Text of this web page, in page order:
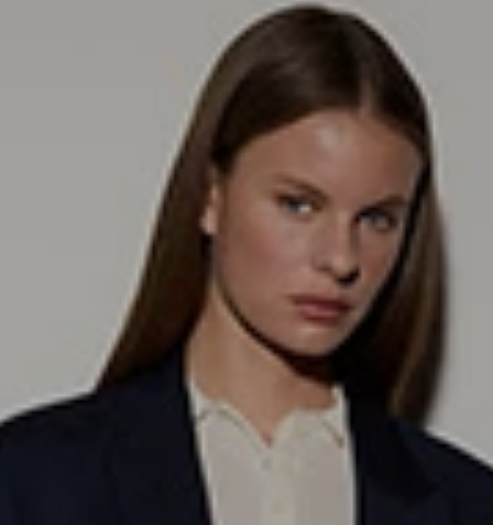
ACQUISTA ORA
ACQUISTA ORA